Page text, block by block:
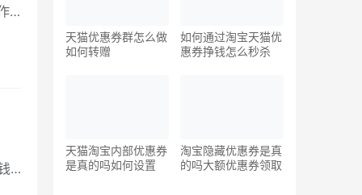
天猫优惠券群怎么做
如何转赠
如何通过淘宝天猫优
惠券挣钱怎么秒杀
天猫淘宝内部优惠券
是真的吗如何设置
淘宝隐藏优惠券是真
的吗大额优惠券领取